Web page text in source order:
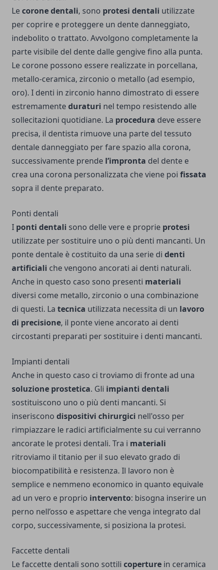
Lecorone dentali, sono protesi dentali utilizzate
per coprire e proteggere un dente danneggiato,
indebolito o trattato. Avvolgono completamente la
parte visibile del dente dalle gengive fino alla punta.
Le corone possono essere realizzate in porcellana,
metallo-ceramica, zirconio o metallo (ad esempio,
oro). I denti in zirconio hanno dimostrato di essere
estremamenteduraturi nel tempo resistendo alle
sollecitazioni quotidiane. La procedura deve essere
precisa, il dentista rimuove una parte del tessuto
dentale danneggiato per fare spazio alla corona,
successivamente prende l’impronta del dente e
crea una corona personalizzata che viene poi fissata
sopra il dente preparato.
Ponti dentali
I ponti dentali sono delle vere e proprie protesi
utilizzate per sostituire uno o più denti mancanti. Un
ponte dentale è costituito da una serie di denti
artificiali che vengono ancorati ai denti naturali.
Anche in questo caso sono presenti materiali
diversi come metallo, zirconio o una combinazione
di questi. La tecnica utilizzata necessita di un lavoro
di precisione, il ponte viene ancorato ai denti
circostanti preparati per sostituire i denti mancanti.
Impianti dentali
Anche in questo caso ci troviamo di fronte ad una
soluzione prostetica. Gli impianti dentali
sostituiscono uno o più denti mancanti. Si
inseriscono dispositivi chirurgici nell'osso per
rimpiazzare le radici artificialmente su cui verranno
ancorate le protesi dentali. Tra i materiali
ritroviamo il titanio per il suo elevato grado di
biocompatibilità e resistenza. Il lavoro non è
semplice e nemmeno economico in quanto equivale
ad un vero e proprio intervento: bisogna inserire un
perno nell’osso e aspettare che venga integrato dal
corpo, successivamente, si posiziona la protesi.
Faccette dentali
Le faccette dentali sono sottili coperture in ceramica